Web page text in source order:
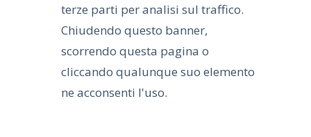
terze parti per analisi sul traffico.
Chiudendo questo banner,
scorrendo questa pagina o
cliccando qualunque suo elemento
ne acconsenti l'uso.